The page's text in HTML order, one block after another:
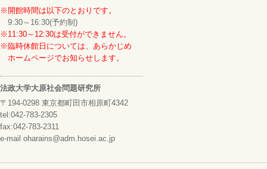
※開館時間は以下のとおりです。
9:30～16:30(予約制)
※11:30～12:30は受付ができません。
※臨時休館日については、あらかじめ
ホームページでお知らせします。
法政大学大原社会問題研究所
〒194-0298 東京都町田市相原町4342
tel:042-783-2305
fax:042-783-2311
e-mail oharains@adm.hosei.ac.jp